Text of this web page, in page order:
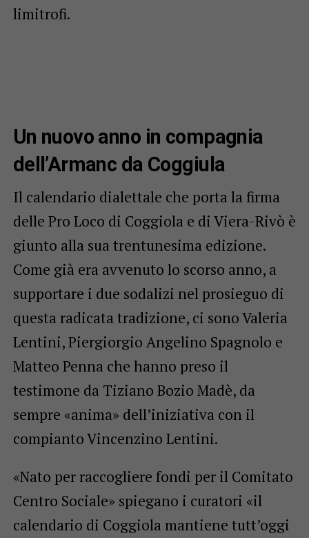
limitrofi.
Un nuovo anno in compagnia
dell’Armanc da Coggiula
Il calendario dialettale che porta la firma
delle Pro Loco di Coggiola e di Viera-Rivò è
giunto alla sua trentunesima edizione.
Come già era avvenuto lo scorso anno, a
supportare i due sodalizi nel prosieguo di
questa radicata tradizione, ci sono Valeria
Lentini, Piergiorgio Angelino Spagnolo e
Matteo Penna che hanno preso il
testimone da Tiziano Bozio Madè, da
sempre «anima» dell’iniziativa con il
compianto Vincenzino Lentini.
«Nato per raccogliere fondi per il Comitato
Centro Sociale» spiegano i curatori «il
calendario di Coggiola mantiene tutt’oggi